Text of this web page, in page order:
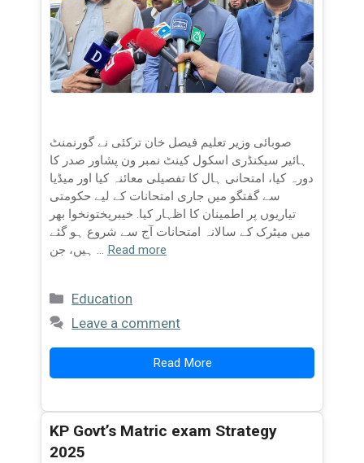
صوبائی وزیر تعلیم فیصل خان ترکئی نے گورنمنٹ
ہائیر سیکنڈری اسکول کینٹ نمبر ون پشاور صدر کا
دورہ کیا، امتحانی ہال کا تفصیلی معائنہ کیا اور میڈیا
سے گفتگو میں جاری امتحانات کے لیے حکومتی
تیاریوں پر اطمینان کا اظہار کیا. خیبرپختونخوا بھر
میں میٹرک کے سالانہ امتحانات آج سے شروع ہو گئے
ہیں، جن … Read more
Categories
Education
Leave a comment
Read More
KP Govt’s Matric exam Strategy
2025